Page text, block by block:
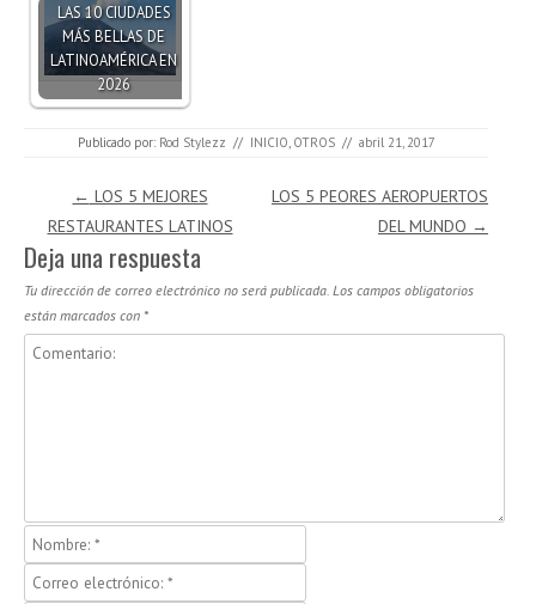
LAS 10 CIUDADES
MÁS BELLAS DE
LATINOAMÉRICA EN
2026
Publicado por: Rod Stylezz // INICIO OTROS // abril 21, 2017
Navegación de entradas
← LOS 5 MEJORES
RESTAURANTES LATINOS
LOS 5 PEORES AEROPUERTOS
DEL MUNDO →
Deja una respuesta
Tu dirección de correo electrónico no será publicada. Los campos obligatorios
están marcados con *